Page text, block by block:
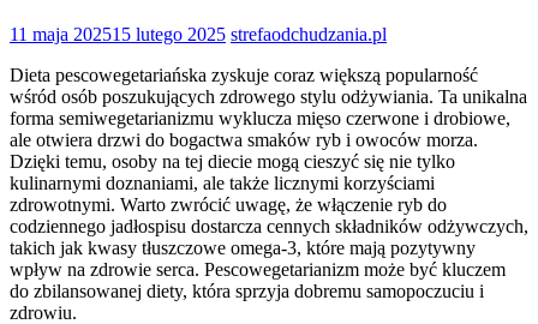
11 maja 202515 lutego 2025 strefaodchudzania.pl
Dieta pescowegetariańska zyskuje coraz większą popularność
wśród osób poszukujących zdrowego stylu odżywiania. Ta unikalna
forma semiwegetarianizmu wyklucza mięso czerwone i drobiowe,
ale otwiera drzwi do bogactwa smaków ryb i owoców morza.
Dzięki temu, osoby na tej diecie mogą cieszyć się nie tylko
kulinarnymi doznaniami, ale także licznymi korzyściami
zdrowotnymi. Warto zwrócić uwagę, że włączenie ryb do
codziennego jadłospisu dostarcza cennych składników odżywczych,
takich jak kwasy tłuszczowe omega-3, które mają pozytywny
wpływ na zdrowie serca. Pescowegetarianizm może być kluczem
do zbilansowanej diety, która sprzyja dobremu samopoczuciu i
zdrowiu.